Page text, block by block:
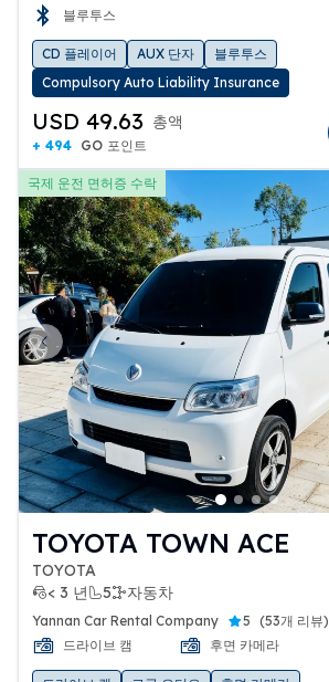
블루투스
CD 플레이어 AUX 단자
블루투스
Compulsory Auto Liability Insurance
USD 49.63 총액
+ 494 GO 포인트
국제 운전 면허증 수락
Previous slide
TOYOTA TOWN ACE
TOYOTA
< 3 년
5 자동차
보험 1종 포함
Yannan Car Rental Company 5 (53개 리뷰)
드라이브 캠
후면 카메라